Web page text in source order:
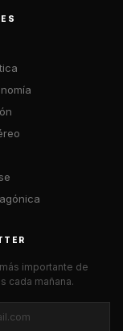
importante de
cada mañana.